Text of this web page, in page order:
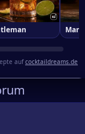
aufcocktaildreams.de